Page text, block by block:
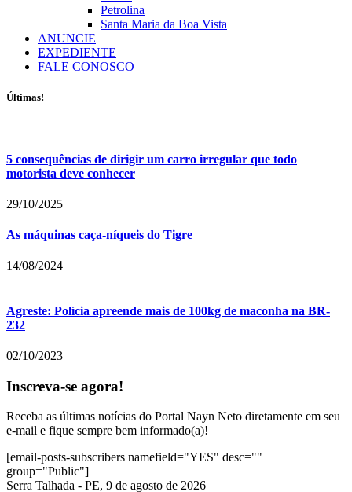
Petrolina
Santa Maria da Boa Vista
ANUNCIE
EXPEDIENTE
FALE CONOSCO
Últimas!
5 consequências de dirigir um carro irregular que todo
motorista deve conhecer
29/10/2025
As máquinas caça-níqueis do Tigre
14/08/2024
Agreste: Polícia apreende mais de 100kg de maconha na BR-
232
02/10/2023
Inscreva-se agora!
Receba as últimas notícias do Portal Nayn Neto diretamente em seu
e-mail e fique sempre bem informado(a)!
[email-posts-subscribers namefield="YES" desc=""
group="Public"]
Serra Talhada - PE, 9 de agosto de 2026